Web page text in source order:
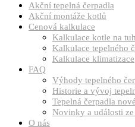
Akční tepelná čerpadla
Akční montáže kotlů
Cenová kalkulace
Kalkulace kotle na
Kalkulace tepelného
Kalkulace klimatizace
FAQ
Výhody tepelného
Historie a vývoj
Tepelná čerpadla
Novinky a události
O nás